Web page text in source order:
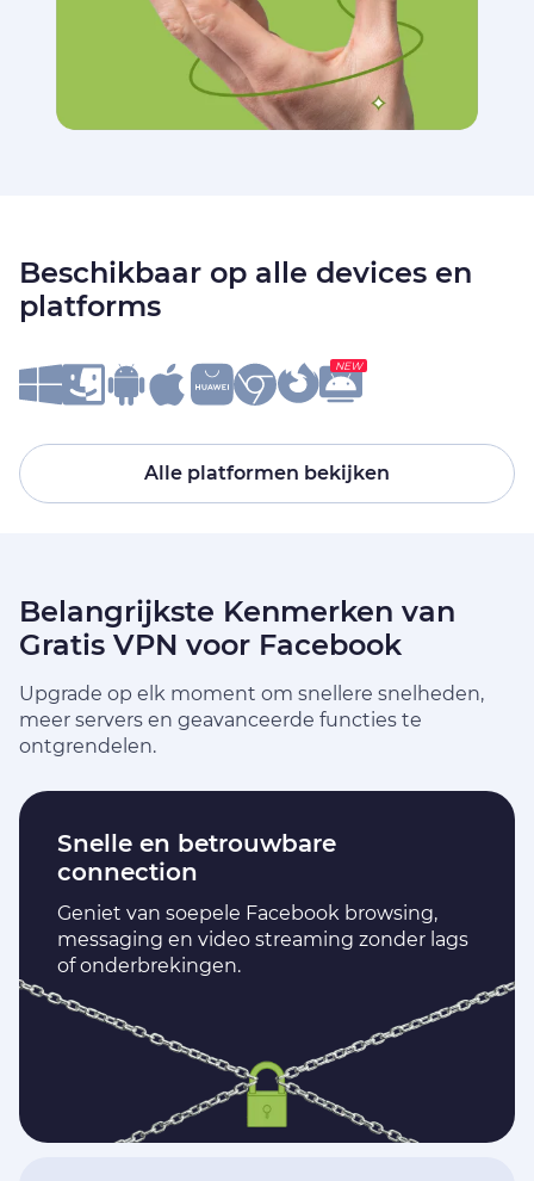
Beschikbaar op alle devices en
platforms
NEW
Alle platformen bekijken
Belangrijkste Kenmerken van
Gratis VPN voor Facebook
Upgrade op elk moment om snellere snelheden,
meer servers en geavanceerde functies te
ontgrendelen.
Snelle en betrouwbare
connection
Geniet van soepele Facebook browsing,
messaging en video streaming zonder lags
of onderbrekingen.